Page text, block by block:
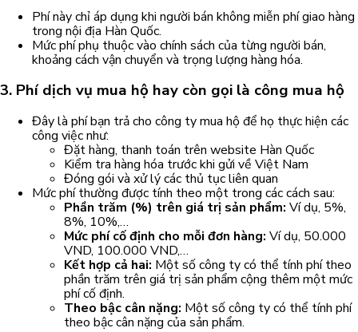
Phí này chỉ áp dụng khi người bán không miễn phí giao hàng
trong nội địa Hàn Quốc.
Mức phí phụ thuộc vào chính sách của từng người bán,
khoảng cách vận chuyển và trọng lượng hàng hóa.
3. Phí dịch vụ mua hộ hay còn gọi là công mua hộ
Đây là phí bạn trả cho công ty mua hộ để họ thực hiện các
công việc như:
Đặt hàng, thanh toán trên website Hàn Quốc
Kiểm tra hàng hóa trước khi gửi về Việt Nam
Đóng gói và xử lý các thủ tục liên quan
Mức phí thường được tính theo một trong các cách sau:
Phần trăm (%) trên giá trị sản phẩm: Ví dụ, 5%,
8%, 10%,…
Mức phí cố định cho mỗi đơn hàng: Ví dụ, 50.000
VND, 100.000 VND,…
Kết hợp cả hai: Một số công ty có thể tính phí theo
phần trăm trên giá trị sản phẩm cộng thêm một mức
phí cố định.
Theo bậc cân nặng: Một số công ty có thể tính phí
theo bậc cân nặng của sản phẩm.